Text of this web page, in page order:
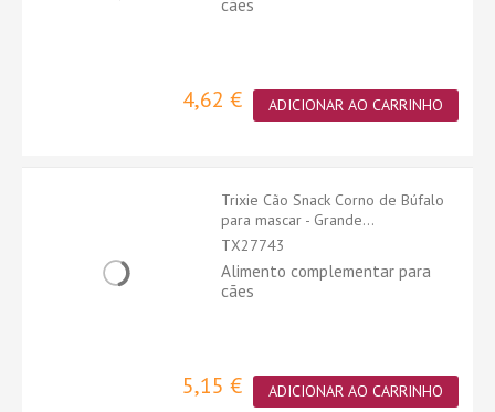
cães
4,62 € ADICIONAR AO CARRINHO
Trixie Cão Snack Corno de Búfalo
para mascar - Grande...
TX27743
Alimento complementar para
cães
5,15 € ADICIONAR AO CARRINHO